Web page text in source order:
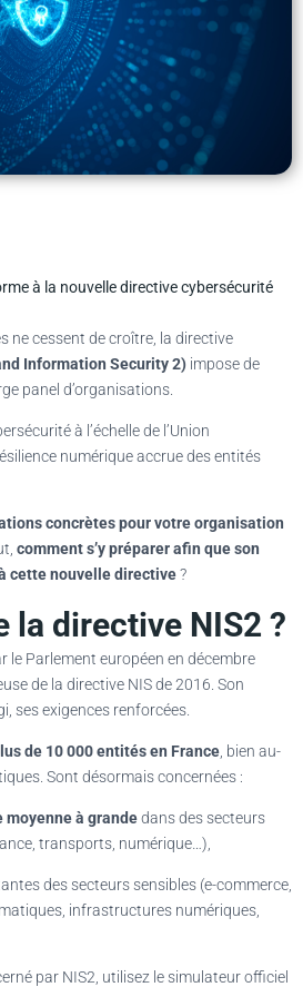
à la nouvelle directive cybersécurité
ne cessent de croître, la directive
Information Security 2) impose de
panel d’organisations.
à l’échelle de l’Union
numérique accrue des entités
concrètes pour votre organisation
comment s’y préparer afin que son
cette nouvelle directive?
la directive NIS2 ?
le Parlement européen en décembre
de la directive NIS de 2016. Son
ses exigences renforcées.
de 10 000 entités en France , bien au-
Sont désormais concernées :
à grandedans des secteurs
transports, numérique…),
des secteurs sensibles (e-commerce,
infrastructures numériques,
par NIS2, utilisez le simulateur officiel